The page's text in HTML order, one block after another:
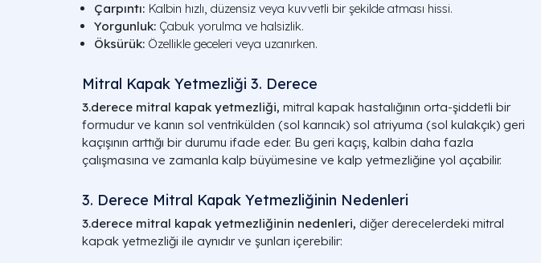
Çarpıntı: Kalbin hızlı, düzensiz veya kuvvetli bir şekilde atması hissi.
Yorgunluk: Çabuk yorulma ve halsizlik.
Öksürük: Özellikle geceleri veya uzanırken.
Mitral Kapak Yetmezliği 3. Derece
3.derece mitral kapak yetmezliği, mitral kapak hastalığının orta-şiddetli bir
formudur ve kanın sol ventrikülden (sol karıncık) sol atriyuma (sol kulakçık) geri
kaçışının arttığı bir durumu ifade eder. Bu geri kaçış, kalbin daha fazla
çalışmasına ve zamanla kalp büyümesine ve kalp yetmezliğine yol açabilir.
3. Derece Mitral Kapak Yetmezliğinin Nedenleri
3.derece mitral kapak yetmezliğinin nedenleri, diğer derecelerdeki mitral
kapak yetmezliği ile aynıdır ve şunları içerebilir: